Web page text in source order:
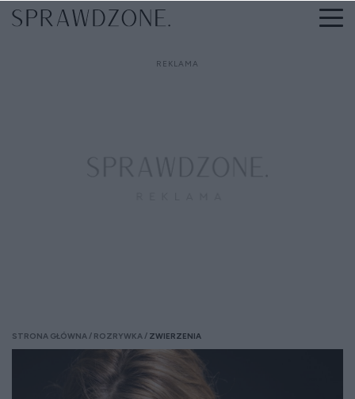
STRONA GŁÓWNA ROZRYWKA ZWIERZENIA